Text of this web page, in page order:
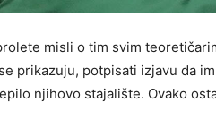
misli o tim svim
prikazuju, potpisati izjavu da
njihovo stajalište. Ovako